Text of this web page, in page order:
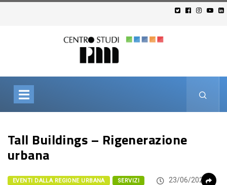
Tall Buildings – Rigenerazione
urbana
EVENTI DALLA REGIONE URBANA SERVIZI 23/06/2026